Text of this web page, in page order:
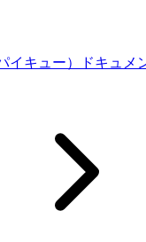
イキュー）ドキュメ